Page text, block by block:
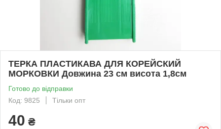
ТЕРКА ПЛАСТИКАВА ДЛЯ КОРЕЙСКИЙ
МОРКОВКИ Довжина 23 см висота 1,8см
Готово до відправки
Код: 9825
Тільки опт
40 ₴